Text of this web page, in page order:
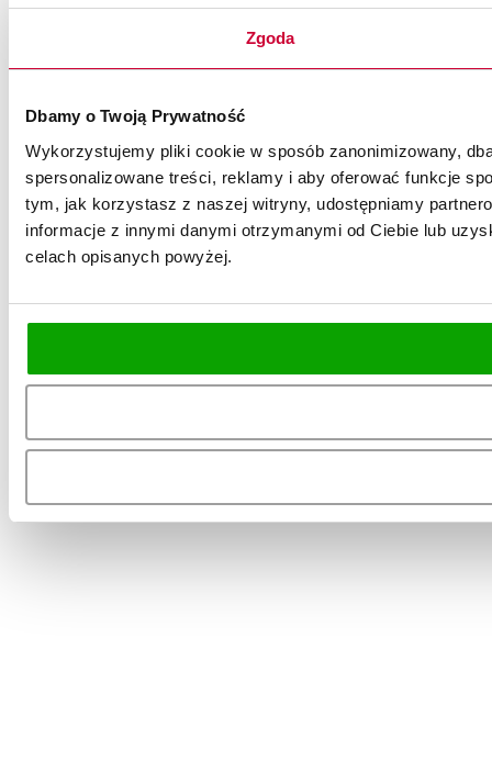
Zgoda
Dbamy o Twoją Prywatność
Wykorzystujemy pliki cookie w sposób zanonimizowany,
spersonalizowane treści, reklamy i aby oferować funkcje
tym, jak korzystasz z naszej witryny, udostępniamy
informacje z innymi danymi otrzymanymi od Ciebie lub
celach opisanych powyżej.